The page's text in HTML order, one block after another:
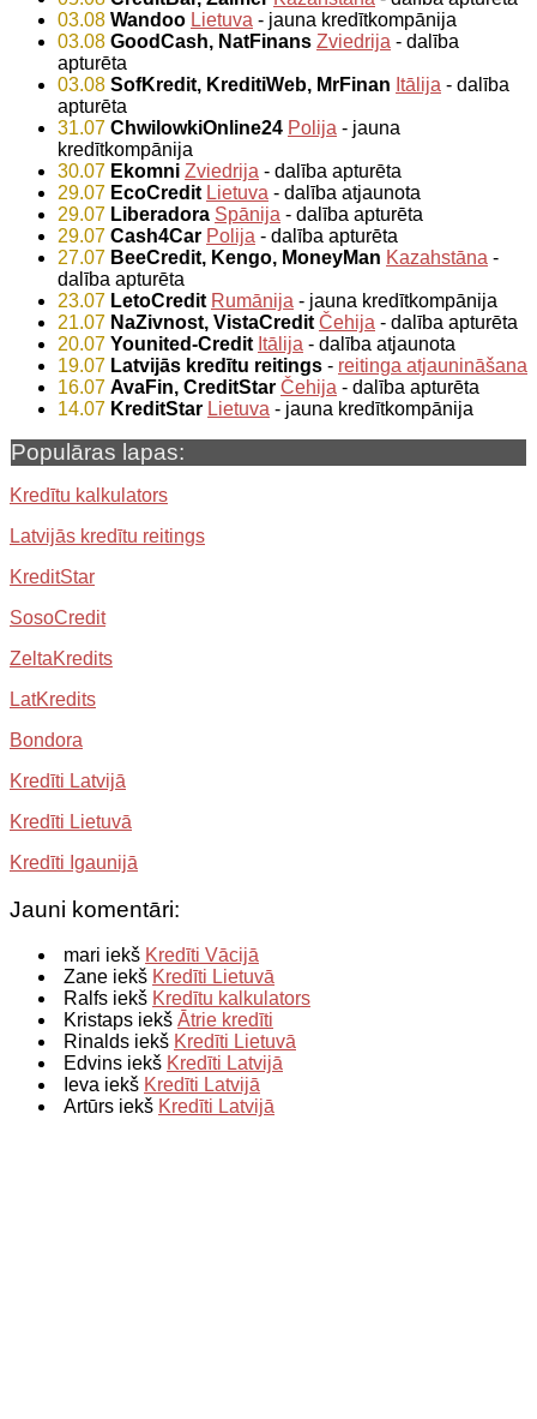
03.08 Wandoo Lietuva - jauna kredītkompānija
03.08 GoodCash, NatFinans Zviedrija - dalība
apturēta
03.08 SofKredit, KreditiWeb, MrFinan Itālija - dalība
apturēta
31.07 ChwilowkiOnline24 Polija - jauna
kredītkompānija
30.07 Ekomni Zviedrija - dalība apturēta
29.07 EcoCredit Lietuva - dalība atjaunota
29.07 Liberadora Spānija - dalība apturēta
29.07 Cash4Car Polija - dalība apturēta
27.07 BeeCredit, Kengo, MoneyMan Kazahstāna -
dalība apturēta
23.07 LetoCredit Rumānija - jauna kredītkompānija
21.07 NaZivnost, VistaCredit Čehija - dalība apturēta
20.07 Younited-Credit Itālija - dalība atjaunota
19.07 Latvijās kredītu reitings - reitinga atjaunināšana
16.07 AvaFin, CreditStar Čehija - dalība apturēta
14.07 KreditStar Lietuva - jauna kredītkompānija
Populāras lapas:
Kredītu kalkulators
Latvijās kredītu reitings
KreditStar
SosoCredit
ZeltaKredits
LatKredits
Bondora
Kredīti Latvijā
Kredīti Lietuvā
Kredīti Igaunijā
Jauni komentāri:
mari iekš Kredīti Vācijā
Zane iekš Kredīti Lietuvā
Ralfs iekš Kredītu kalkulators
Kristaps iekš Ātrie kredīti
Rinalds iekš Kredīti Lietuvā
Edvins iekš Kredīti Latvijā
Ieva iekš Kredīti Latvijā
Artūrs iekš Kredīti Latvijā